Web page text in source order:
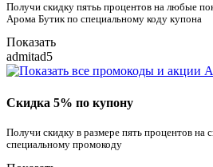
Получи скидку пятьь процентов на любые
Арома Бутик по специальному коду купона
Показать
admitad5
Скидка 5% по купону
Получи скидку в размере пять процентов на
специальному промокоду